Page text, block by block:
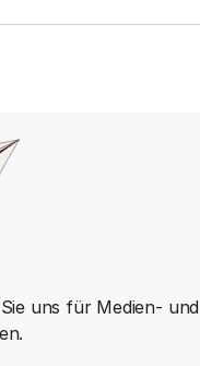
uns für Medien- und